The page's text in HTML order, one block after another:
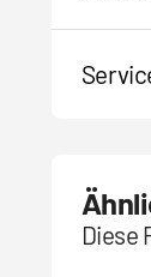
Diese